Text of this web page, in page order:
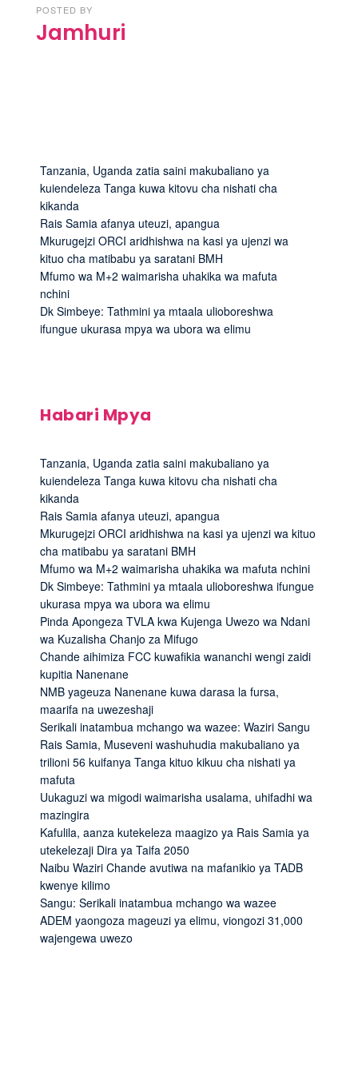
POSTED BY
Jamhuri
Tanzania, Uganda zatia saini makubaliano ya
kuiendeleza Tanga kuwa kitovu cha nishati cha
kikanda
Rais Samia afanya uteuzi, apangua
Mkurugejzi ORCI aridhishwa na kasi ya ujenzi wa
kituo cha matibabu ya saratani BMH
Mfumo wa M+2 waimarisha uhakika wa mafuta
nchini
Dk Simbeye: Tathmini ya mtaala ulioboreshwa
ifungue ukurasa mpya wa ubora wa elimu
Habari Mpya
Tanzania, Uganda zatia saini makubaliano ya
kuiendeleza Tanga kuwa kitovu cha nishati cha
kikanda
Rais Samia afanya uteuzi, apangua
Mkurugejzi ORCI aridhishwa na kasi ya ujenzi wa kituo
cha matibabu ya saratani BMH
Mfumo wa M+2 waimarisha uhakika wa mafuta nchini
Dk Simbeye: Tathmini ya mtaala ulioboreshwa ifungue
ukurasa mpya wa ubora wa elimu
Pinda Apongeza TVLA kwa Kujenga Uwezo wa Ndani
wa Kuzalisha Chanjo za Mifugo
Chande aihimiza FCC kuwafikia wananchi wengi zaidi
kupitia Nanenane
NMB yageuza Nanenane kuwa darasa la fursa,
maarifa na uwezeshaji
Serikali inatambua mchango wa wazee: Waziri Sangu
Rais Samia, Museveni washuhudia makubaliano ya
trilioni 56 kuifanya Tanga kituo kikuu cha nishati ya
mafuta
Uukaguzi wa migodi waimarisha usalama, uhifadhi wa
mazingira
Kafulila, aanza kutekeleza maagizo ya Rais Samia ya
utekelezaji Dira ya Taifa 2050
Naibu Waziri Chande avutiwa na mafanikio ya TADB
kwenye kilimo
Sangu: Serikali inatambua mchango wa wazee
ADEM yaongoza mageuzi ya elimu, viongozi 31,000
wajengewa uwezo